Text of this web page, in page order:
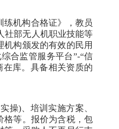
机构合格证》，教员
社部无人机职业技能等
构颁发的有效的民用
合监管服务平台”-“信
在库。具备相关资质的
操)、培训实施方案、
格等。报价为含税，包